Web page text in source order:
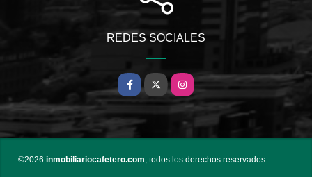
REDES SOCIALES
Facebook
X Instagram
©2026 inmobiliariocafetero.com, todos los derechos reservados.